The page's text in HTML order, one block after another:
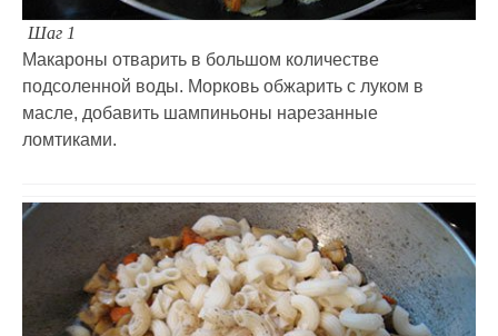
Шаг 1
Макароны отварить в большом количестве
подсоленной воды. Морковь обжарить с луком в
масле, добавить шампиньоны нарезанные
ломтиками.